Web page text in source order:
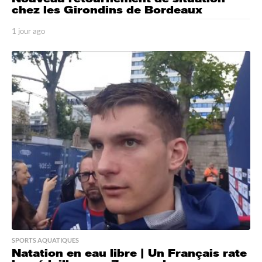
chez les Girondins de Bordeaux
1 jour ago
o
u
r
a
g
o
SPORTS AQUATIQUES
Natation en eau libre | Un Français rate